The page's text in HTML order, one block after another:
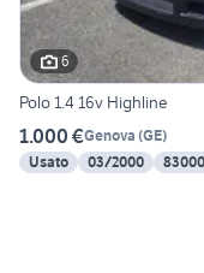
6
Polo 1.4 16v Highline
1.000 €Genova (GE)
Usato
03/2000